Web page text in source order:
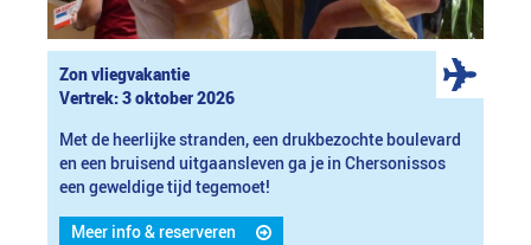
Zon vliegvakantie
Vertrek: 3 oktober 2026
Met de heerlijke stranden, een drukbezochte boulevard
en een bruisend uitgaansleven ga je in Chersonissos
een geweldige tijd tegemoet!
Meer info & reserveren